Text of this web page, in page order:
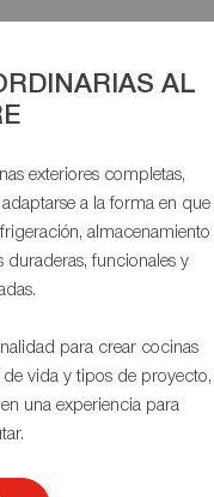
AL
exteriores completas,
a la forma en que
almacenamiento
funcionales y
para crear cocinas
de vida y tipos de proyecto,
una experiencia para